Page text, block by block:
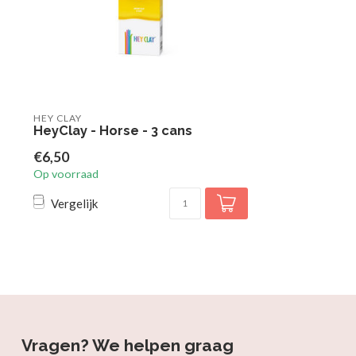
HEY CLAY
HeyClay - Horse - 3 cans
€6,50
Op voorraad
Vergelijk
Vragen? We helpen graag